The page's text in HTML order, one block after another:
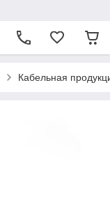
Кабельная